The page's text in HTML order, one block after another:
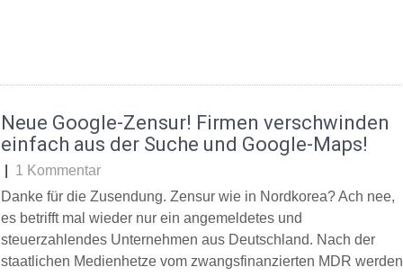
Neue Google-Zensur! Firmen verschwinden
einfach aus der Suche und Google-Maps!
1 Kommentar
Danke für die Zusendung. Zensur wie in Nordkorea? Ach nee,
es betrifft mal wieder nur ein angemeldetes und
steuerzahlendes Unternehmen aus Deutschland. Nach der
staatlichen Medienhetze vom zwangsfinanzierten MDR werden